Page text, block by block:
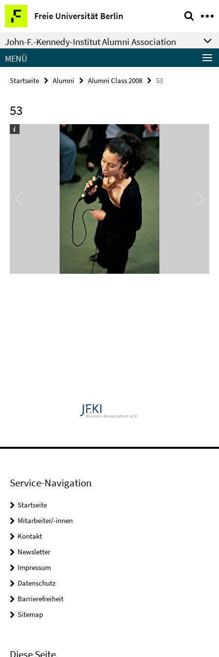
Springe
direkt
zu
Inhalt
Freie Universität Berlin
Service-
Navigation
John-F.-Kennedy-Institut Alumni Association
MENÜ
Startseite Alumni Alumni Class 2008 53
53
Service-Navigation
Startseite
Mitarbeiter/-innen
Kontakt
Newsletter
Impressum
Datenschutz
Barrierefreiheit
Sitemap